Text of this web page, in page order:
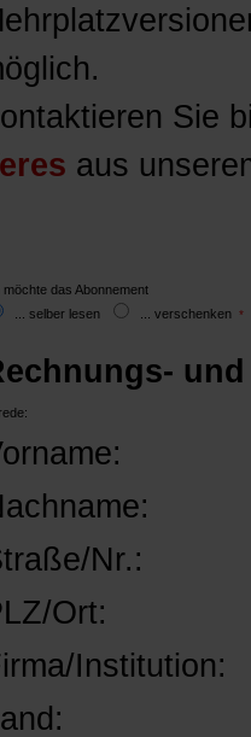
Sie
aus
möchte das Abonnement
... selber lesen
... verschenken *
Nr.:
Ort:
Institution: